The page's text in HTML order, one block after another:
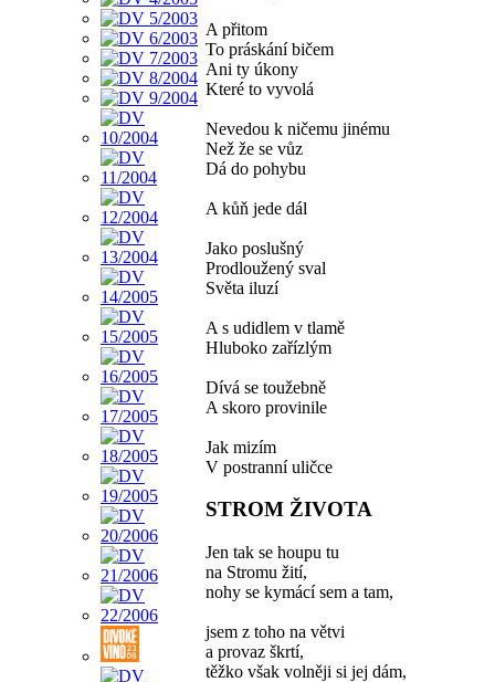
A přitom
To práskání bičem
Ani ty úkony
Které to vyvolá
Nevedou k ničemu jinému
Než že se vůz
Dá do pohybu
A kůň jede dál
Jako poslušný
Prodloužený sval
Světa iluzí
A s udidlem v tlamě
Hluboko zařízlým
Dívá se toužebně
A skoro provinile
Jak mizím
V postranní uličce
STROM ŽIVOTA
Jen tak se houpu tu
na Stromu žití,
nohy se kymácí sem a tam,
jsem z toho na větvi
a provaz škrtí,
těžko však volněji si jej dám,